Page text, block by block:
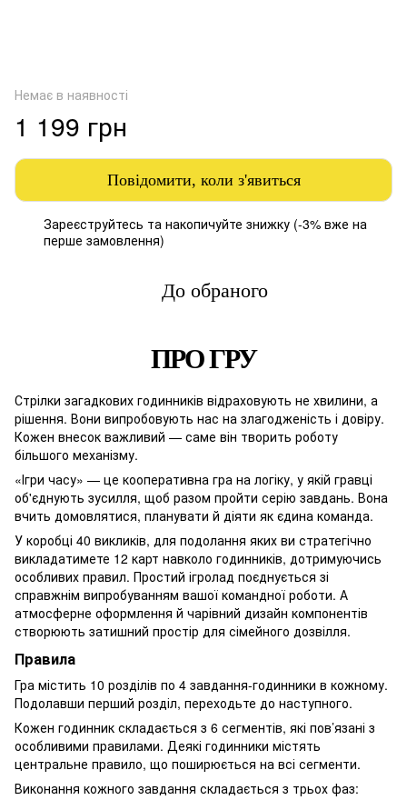
Немає в наявності
1 199 грн
Повідомити, коли з'явиться
Зареєструйтесь та накопичуйте знижку (-3% вже на
перше замовлення)
До обраного
ПРО ГРУ
Стрілки загадкових годинників відраховують не хвилини, а
рішення. Вони випробовують нас на злагодженість і довіру.
Кожен внесок важливий — саме він творить роботу
більшого механізму.
«Ігри часу» — це кооперативна гра на логіку, у якій гравці
об'єднують зусилля, щоб разом пройти серію завдань. Вона
вчить домовлятися, планувати й діяти як єдина команда.
У коробці 40 викликів, для подолання яких ви стратегічно
викладатимете 12 карт навколо годинників, дотримуючись
особливих правил. Простий ігролад поєднується зі
справжнім випробуванням вашої командної роботи. А
атмосферне оформлення й чарівний дизайн компонентів
створюють затишний простір для сімейного дозвілля.
Правила
Гра містить 10 розділів по 4 завдання-годинники в кожному.
Подолавши перший розділ, переходьте до наступного.
Кожен годинник складається з 6 сегментів, які пов’язані з
особливими правилами. Деякі годинники містять
центральне правило, що поширюється на всі сегменти.
Виконання кожного завдання складається з трьох фаз: